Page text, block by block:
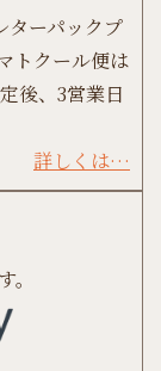
ターパックプ
トクール便は
後、3営業日
詳しくは…